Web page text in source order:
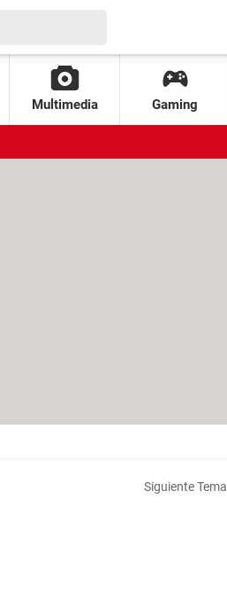
Multimedia Gaming
Siguiente Tema